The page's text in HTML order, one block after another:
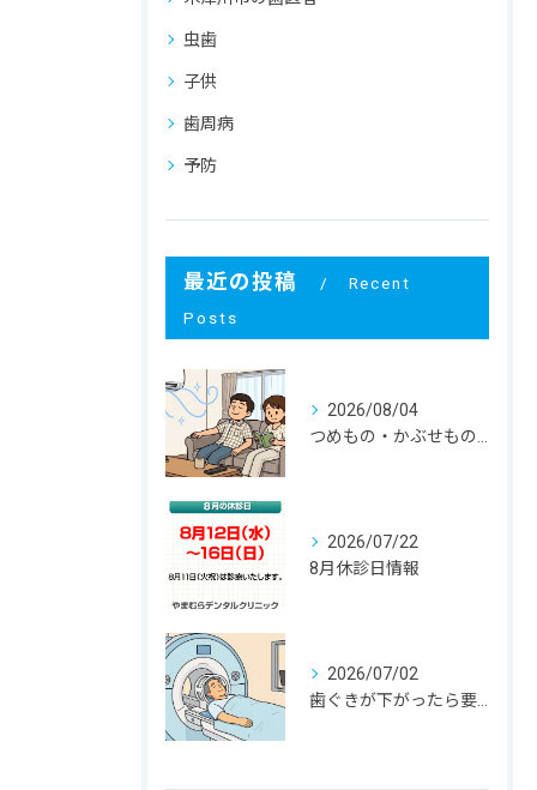
虫歯
子供
歯周病
予防
最近の投稿
Recent
Posts
2026/08/04
2026/07/22
8月休診日情報
2026/07/02